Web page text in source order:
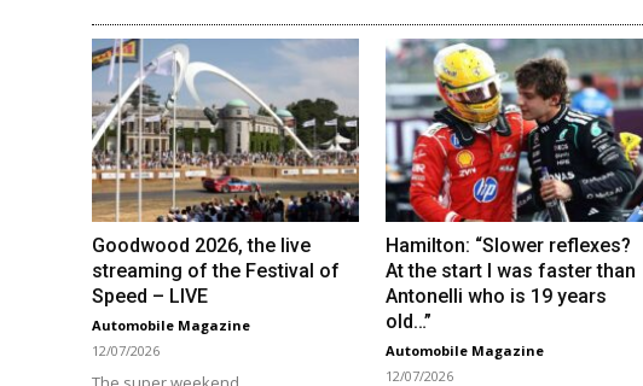
Goodwood 2026, the live
streaming of the Festival of
Speed ​​– LIVE
Automobile Magazine
12/07/2026
Hamilton: “Slower reflexes?
At the start I was faster than
Antonelli who is 19 years
old…”
Automobile Magazine
12/07/2026